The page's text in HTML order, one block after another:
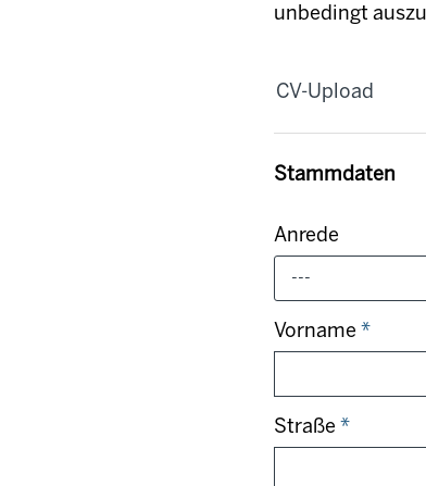
unbedingt
CV-Upload
Stammdaten
Anrede
---
Vorname *
Straße *